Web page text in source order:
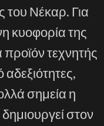
του Νέκαρ. Για
κυοφορία της
τεχνητής
σημεία η
στον